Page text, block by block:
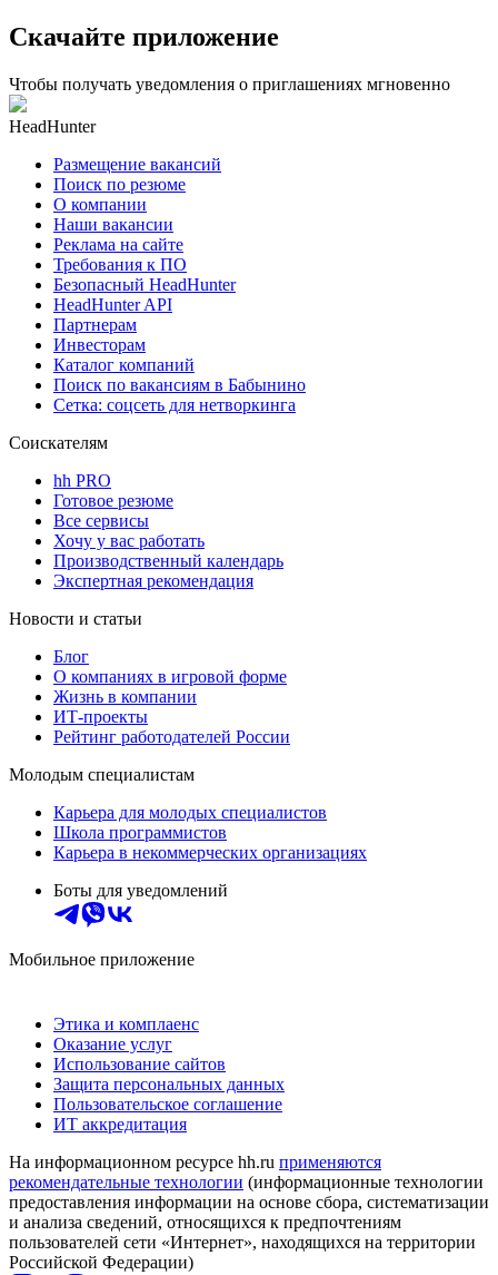
Скачайте приложение
Чтобы получать уведомления о приглашениях мгновенно
HeadHunter
Размещение вакансий
Поиск по резюме
О компании
Наши вакансии
Реклама на сайте
Требования к ПО
Безопасный HeadHunter
HeadHunter API
Партнерам
Инвесторам
Каталог компаний
Поиск по вакансиям в Бабынино
Сетка: соцсеть для нетворкинга
Соискателям
hh PRO
Готовое резюме
Все сервисы
Хочу у вас работать
Производственный календарь
Экспертная рекомендация
Новости и статьи
Блог
О компаниях в игровой форме
Жизнь в компании
ИТ-проекты
Рейтинг работодателей России
Молодым специалистам
Карьера для молодых специалистов
Школа программистов
Карьера в некоммерческих организациях
Боты для уведомлений
Мобильное приложение
Этика и комплаенс
Оказание услуг
Использование сайтов
Защита персональных данных
Пользовательское соглашение
ИТ аккредитация
На информационном ресурсе hh.ru применяются
рекомендательные технологии (информационные технологии
предоставления информации на основе сбора, систематизации
и анализа сведений, относящихся к предпочтениям
пользователей сети «Интернет», находящихся на территории
Российской Федерации)